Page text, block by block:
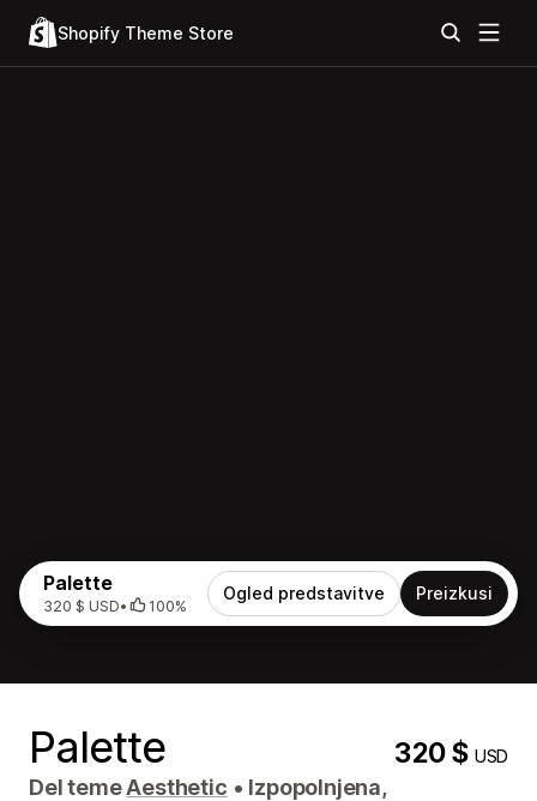
Shopify Theme Store
Palette
320 $ USD• 100%
Ogled predstavitve Preizkusi
Palette 320 $USD
Del temeAesthetic • Izpopolnjena,